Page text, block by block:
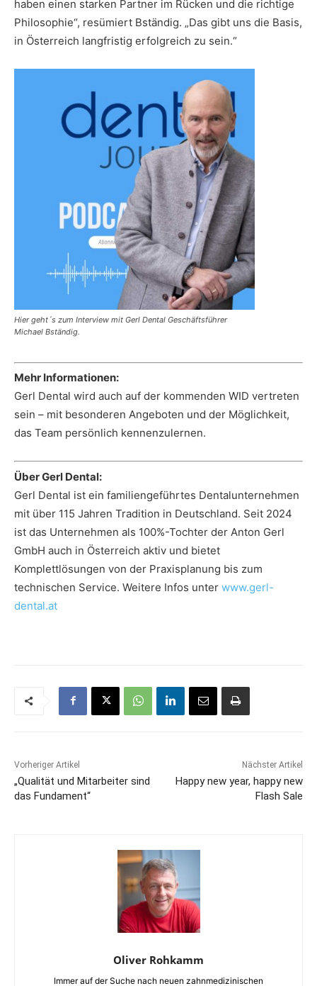
haben einen starken Partner im Rücken und die richtige
Philosophie“, resümiert Bständig. „Das gibt uns die Basis,
in Österreich langfristig erfolgreich zu sein.“
Hier geht´s zum Interview mit Gerl Dental Geschäftsführer
Michael Bständig.
Mehr Informationen:
Gerl Dental wird auch auf der kommenden WID vertreten
sein – mit besonderen Angeboten und der Möglichkeit,
das Team persönlich kennenzulernen.
Über Gerl Dental:
Gerl Dental ist ein familiengeführtes Dentalunternehmen
mit über 115 Jahren Tradition in Deutschland. Seit 2024
ist das Unternehmen als 100%-Tochter der Anton Gerl
GmbH auch in Österreich aktiv und bietet
Komplettlösungen von der Praxisplanung bis zum
technischen Service. Weitere Infos unter www.gerl-
dental.at
Vorheriger Artikel
„Qualität und Mitarbeiter sind
das Fundament“
Nächster Artikel
Happy new year, happy new
Flash Sale
Oliver Rohkamm
Immer auf der Suche nach neuen zahnmedizinischen